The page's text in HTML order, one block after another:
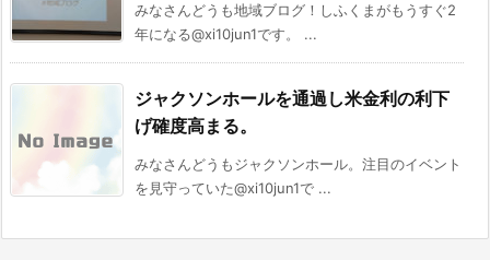
みなさんどうも地域ブログ！しふくまがもうすぐ2
年になる@xi10jun1です。 ...
ジャクソンホールを通過し米金利の利下
げ確度高まる。
みなさんどうもジャクソンホール。注目のイベント
を見守っていた@xi10jun1で ...